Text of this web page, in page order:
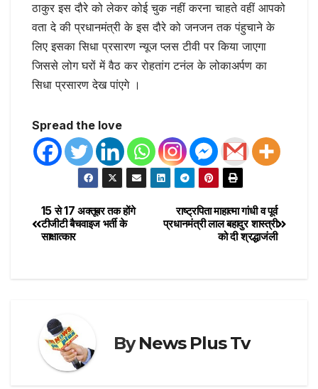
ठाकुर इस दौरे को लेकर कोई चुक नहीं करना चाहते वहीं आपको
वता दे की प्रधानमंत्री के इस दौरे को जनजन तक पंहुचाने के
लिए इसका सिधा प्रसारण न्यूज प्लस टीवी पर किया जाएगा
जिससे लोग घरों में वैठ कर रोहतांग टनंल के लोकाअर्पण का
सिधा प्रसारण देख पांएगे ।
Spread the love
राष्ट्रपिता माहात्मा गांधी व पूर्व
प्रधानमंत्री लाल बहादुर शास्त्री
को दी श्रद्धाजंली
15 से 17 अक्तूबर तक होंगे
टीजीटी बैचवाइज भर्ती के
साक्षात्कार
ByNews Plus Tv